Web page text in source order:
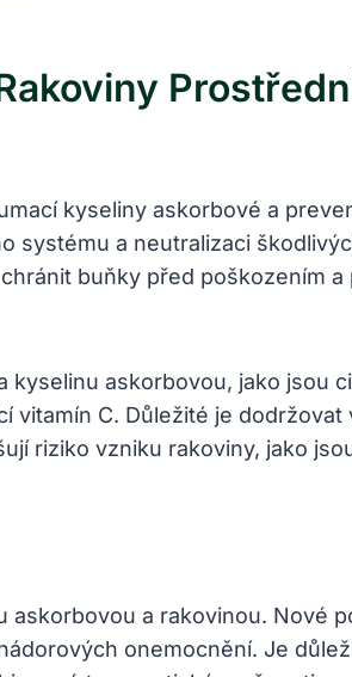
kyseliny askorbové a
systému a neutralizaci
buňky před poškozením
askorbovou, jako jsou
C. Důležité je
riziko vzniku rakoviny, jako
a rakovinou. Nové
onemocnění. Je